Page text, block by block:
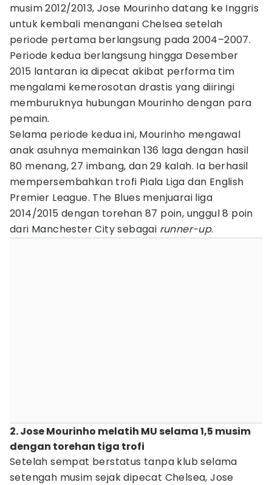
musim 2012/2013, Jose Mourinho datang ke Inggris
untuk kembali menangani Chelsea setelah
periode pertama berlangsung pada 2004–2007.
Periode kedua berlangsung hingga Desember
2015 lantaran ia dipecat akibat performa tim
mengalami kemerosotan drastis yang diiringi
memburuknya hubungan Mourinho dengan para
pemain.
Selama periode kedua ini, Mourinho mengawal
anak asuhnya memainkan 136 laga dengan hasil
80 menang, 27 imbang, dan 29 kalah. Ia berhasil
mempersembahkan trofi Piala Liga dan English
Premier League. The Blues menjuarai liga
2014/2015 dengan torehan 87 poin, unggul 8 poin
dari Manchester City sebagai runner-up.
2. Jose Mourinho melatih MU selama 1,5 musim
dengan torehan tiga trofi
Setelah sempat berstatus tanpa klub selama
setengah musim sejak dipecat Chelsea, Jose